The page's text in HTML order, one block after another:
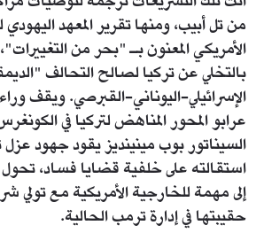
من تل أبيب، ومنها تقرير المعهد
الأمريكي المعنون بـ "بحر من
بالتخلي عن تركيا لصالح التحالف
الإسرائيلي-اليوناني-القبرصي. ويقف
عرابو المحور المناهض لتركيا في
السيناتور بوب مينينديز يقود جهود عزل
استقالته على خلفية قضايا فساد،
إلى مهمة للخارجية الأمريكية مع تولي
حقيبتها في إدارة ترمب الحالية.